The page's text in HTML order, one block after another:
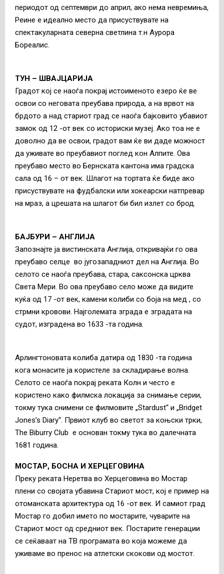
периодот од септември до април, ако нема невремиња,
Реине е идеално место да присуствувате на
спектакуларната северна светлина т.н Аурора
Бореалис.
ТУН – ШВАЈЦАРИЈА
Градот кој се наоѓа покрај истоименото езеро ќе ве
освои со неговата преубава природа, а на врвот на
брдото a над стариот град се наоѓа бајковито убавиот
замок од 12 -от век со историски музеј. Ако тоа не е
доволно да ве освои, градот вам ќе ви даде можност
да уживате во преубавиот поглед кон Алпите. Ова
преубаво место во Бернската кантона има градска
сала од 16 – от век. Шлагот на тортата ќе биде ако
присуствувате на фудбалски или хокеарски натпревар
на мраз, а црешата на шлагот би бил излет со брод.
БАЈБУРИ – АНГЛИЈА
Запознајте ја вистинската Англија, откривајќи го ова
преубаво селце во југозападниот дел на Англија. Во
селото се наоѓа преубава, стара, саксонска црква
Света Мери. Во ова преубаво село може да видите
куќа од 17 -от век, камени колиби со боја на мед , со
стрмни кровови. Најголемата зграда е зградата на
судот, изградена во 1633 -та година.
Арлингтоновата колиба датира од 1830 -та година
кога монасите ја користеле за складирање волна.
Селото се наоѓа покрај реката Колн и често е
користено како филмска локација за снимање серии,
токму тука снимени се филмовите „Stardust“ и „Bridget
Jones’s Diary“. Првиот клуб во светот за коњски трки,
The Biburry Club е основан токму тука во далечната
1681 година.
МОСТАР, БОСНА И ХЕРЦЕГОВИНА
Преку реката Неретва во Херцеговина во Мостар
плени со својата убавина Стариот мост, кој е пример на
отоманската архитектура од 16 -от век. И самиот град
Мостар го добил името по мостарите, чуварите на
Стариот мост од средниот век. Постарите генерации
се сеќаваат на ТВ програмата во која можеме да
уживаме во пренос на атлетски скокови од мостот.